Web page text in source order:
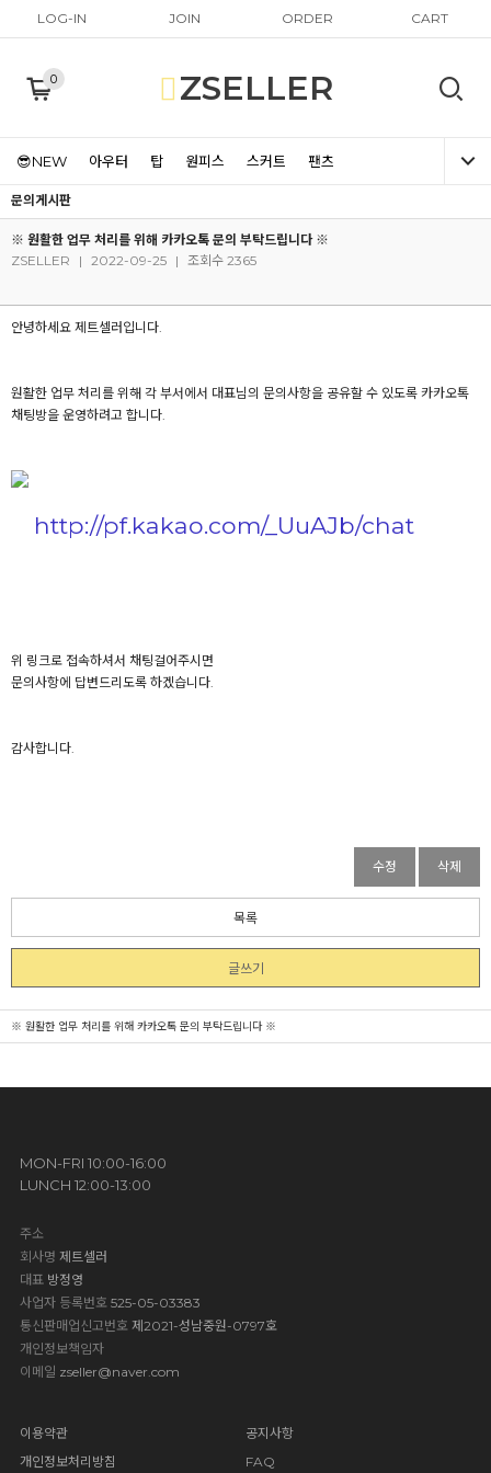
LOG-IN JOIN ORDER CART
0 ZSELLER
😎NEW 아우터 탑 원피스 스커트 팬츠
문의게시판
※ 원활한 업무 처리를 위해 카카오톡 문의 부탁드립니다 ※
ZSELLER
| 2022-09-25 | 조회수 2365
안녕하세요 제트셀러입니다.
원활한 업무 처리를 위해 각 부서에서 대표님의 문의사항을 공유할 수 있도록 카카오톡
채팅방을 운영하려고 합니다.
http://pf.kakao.com/_UuAJb/chat
위 링크로 접속하셔서 채팅걸어주시면
문의사항에 답변드리도록 하겠습니다.
감사합니다.
수정 삭제
목록
글쓰기
※ 원활한 업무 처리를 위해 카카오톡 문의 부탁드립니다 ※
MON-FRI 10:00-16:00
LUNCH 12:00-13:00
주소
회사명 제트셀러
대표방정영
사업자 등록번호 525-05-03383
통신판매업신고번호 제2021-성남중원-0797호
개인정보책임자
이메일 zseller@naver.com
이용약관
개인정보처리방침
공지사항
FAQ